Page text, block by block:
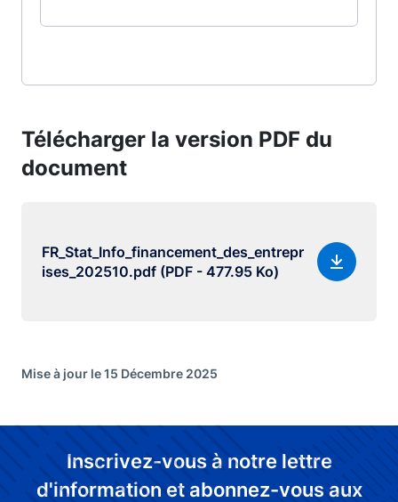
Télécharger la version PDF du
document
FR_Stat_Info_financement_des_entrepr
ises_202510.pdf (PDF - 477.95 Ko)
Mise à jour le 15 Décembre 2025
Inscrivez-vous à notre lettre
d'information et abonnez-vous aux